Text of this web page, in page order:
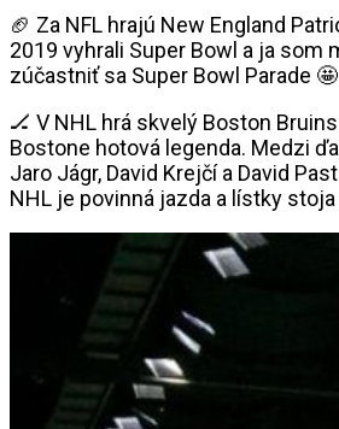
🏈 Za NFL hrajú New England
2019 vyhrali Super Bowl a ja som
zúčastniť sa Super Bowl Parade
🏒 V NHL hrá skvelý Boston
Bostone hotová legenda. Medzi
Jaro Jágr, David Krejčí a David
NHL je povinná jazda a lístky